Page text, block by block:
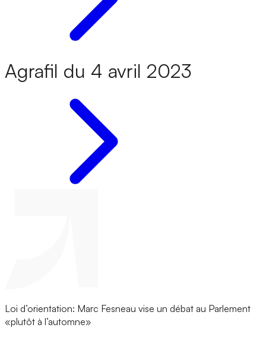
Agrafil du 4 avril 2023
Loi d’orientation: Marc Fesneau vise un débat au Parlement
«plutôt à l’automne»